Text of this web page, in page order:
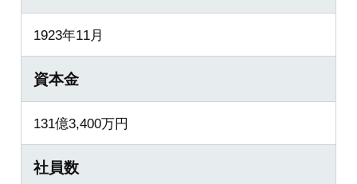
1923年11月
資本金
131億3,400万円
社員数